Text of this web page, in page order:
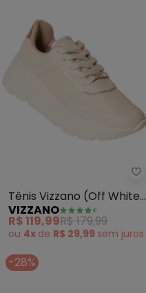
Tênis Vizzano (Off White)
em Sintético
VIZZANO
R$ 119,99R$ 179,99
ou 4x de R$ 29,99 sem juros
-28%